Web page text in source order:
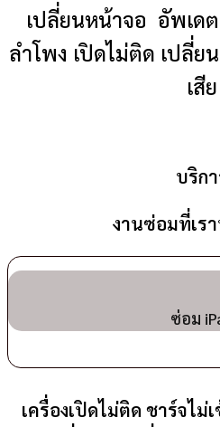
เปลี่ยนหน้าจอ อัพเด
ลำโพง เปิดไม่ติด เปลี่
เสีย
บริก
งานซ่อมที่เร
ซ่อม
เครื่องเปิดไม่ติด ชาร์จไม่